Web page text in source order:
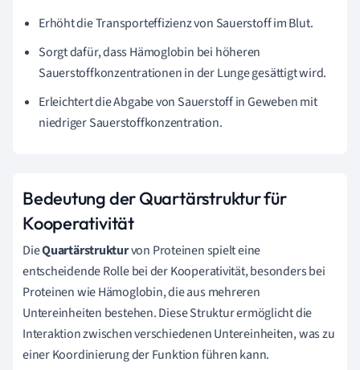
Erhöht die Transporteffizienz von Sauerstoff im Blut.
Sorgt dafür, dass Hämoglobin bei höheren
Sauerstoffkonzentrationen in der Lunge gesättigt wird.
Erleichtert die Abgabe von Sauerstoff in Geweben mit
niedriger Sauerstoffkonzentration.
Bedeutung der Quartärstruktur für
Kooperativität
DieQuartärstrukturvon Proteinen spielt eine
entscheidende Rolle bei der Kooperativität, besonders bei
Proteinen wie Hämoglobin, die aus mehreren
Untereinheiten bestehen. Diese Struktur ermöglicht die
Interaktion zwischen verschiedenen Untereinheiten, was zu
einer Koordinierung der Funktion führen kann.